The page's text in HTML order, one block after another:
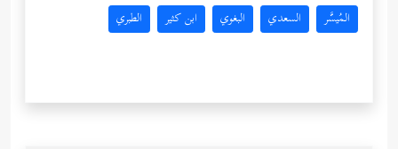
المُيسَّر السعدي البغوي ابن كثير الطبري